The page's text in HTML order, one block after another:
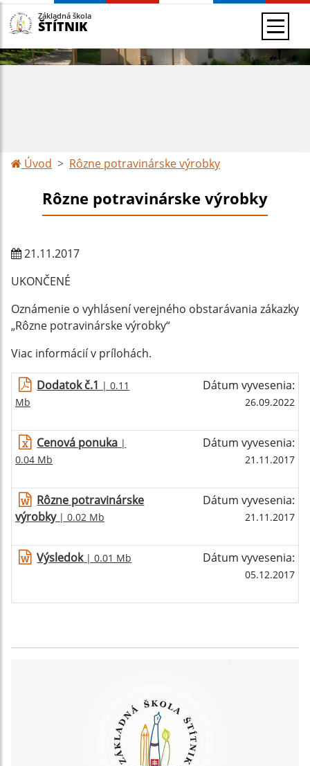
Základná škola
ŠTÍTNIK
Úvod Rôzne potravinárske výrobky
Rôzne potravinárske výrobky
21.11.2017
UKONČENÉ
Oznámenie o vyhlásení verejného obstarávania zákazky
„Rôzne potravinárske výrobky“
Viac informácií v prílohách.
Dodatok č.1 | 0.11
Mb
Dátum vyvesenia:
26.09.2022
Cenová ponuka |
0.04 Mb
Dátum vyvesenia:
21.11.2017
Rôzne potravinárske
výrobky| 0.02 Mb
Dátum vyvesenia:
21.11.2017
Výsledok| 0.01 Mb Dátum vyvesenia:
05.12.2017